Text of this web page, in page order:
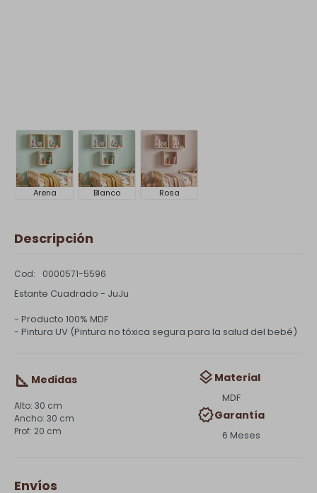
Arena Blanco Rosa
Descripción
0000571-5596
Estante Cuadrado - JuJu
- Producto 100% MDF
- Pintura UV (Pintura no tóxica segura para la salud del bebé)
Medidas
30 cm
30 cm
20 cm
Material
MDF
Garantía
6 Meses
Envíos